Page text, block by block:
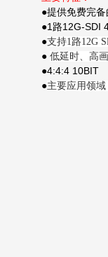
●提供免费完备
●1 路12G-SDI
●支持1路12G
● 低延时、高
●4:4:4 10BIT
●主要应用领